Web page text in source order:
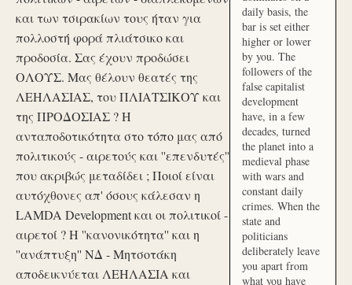
και των τσιρακίων τους ήταν για
πολλοστή φορά πλιάτσικο και
προδοσία. Σας έχουν προδώσει
ΟΛΟΥΣ. Μας θέλουν θεατές της
ΛΕΗΛΑΣΙΑΣ, του ΠΛΙΑΤΣΙΚΟΥ και
της ΠΡΟΔΟΣΙΑΣ ? Η
ανταποδοτικότητα στο τόπο μας από
πολιτικούς - αιρετούς και ''επενδυτές''
που ακριβώς μεταδίδει ; Ποιοί είναι
αυτόχθονες απ' όσους κάλεσαν η
LAMDA Development και οι πολιτικοί -
αιρετοί ? Η ''κανονικότητα'' και η
''ανάπτυξη'' ΝΔ - Μητσοτάκη
αποδεικνύεται ΛΕΗΛΑΣΙΑ και
daily basis, the
bar is set either
higher or lower
by you. The
followers of the
false capitalist
development
have, in a few
decades, turned
the planet into a
medieval phase
with wars and
constant daily
crimes. When the
state and
politicians
deliberately leave
you apart from
what you have